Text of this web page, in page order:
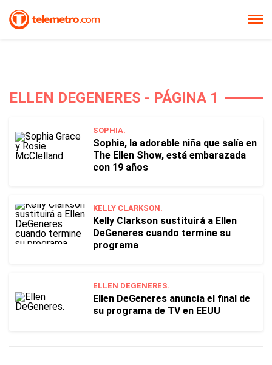
ELLEN DEGENERES - PÁGINA 1
SOPHIA.
Sophia, la adorable niña que salía en
The Ellen Show, está embarazada
con 19 años
KELLY CLARKSON.
Kelly Clarkson sustituirá a Ellen
DeGeneres cuando termine su
programa
ELLEN DEGENERES.
Ellen DeGeneres anuncia el final de
su programa de TV en EEUU